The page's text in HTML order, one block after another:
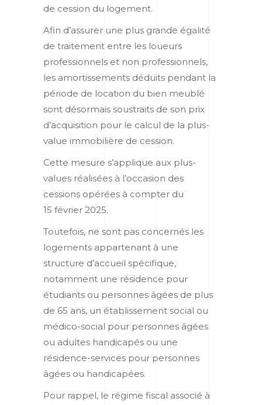
de cession du logement.
Afin d’assurer une plus grande égalité
de traitement entre les loueurs
professionnels et non professionnels,
les amortissements déduits pendant la
période de location du bien meublé
sont désormais soustraits de son prix
d’acquisition pour le calcul de la plus-
value immobilière de cession.
Cette mesure s’applique aux plus-
values réalisées à l’occasion des
cessions opérées à compter du
15 février 2025.
Toutefois, ne sont pas concernés les
logements appartenant à une
structure d’accueil spécifique,
notamment une résidence pour
étudiants ou personnes âgées de plus
de 65 ans, un établissement social ou
médico-social pour personnes âgées
ou adultes handicapés ou une
résidence-services pour personnes
âgées ou handicapées.
Pour rappel, le régime fiscal associé à